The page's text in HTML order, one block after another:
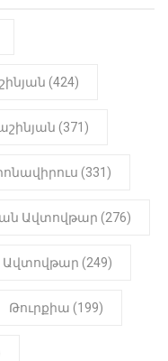
22:01
համար
(424)
(371)
(331)
Ավտովթար (276)
Ավտովթար (249)
Թուրքիա (199)